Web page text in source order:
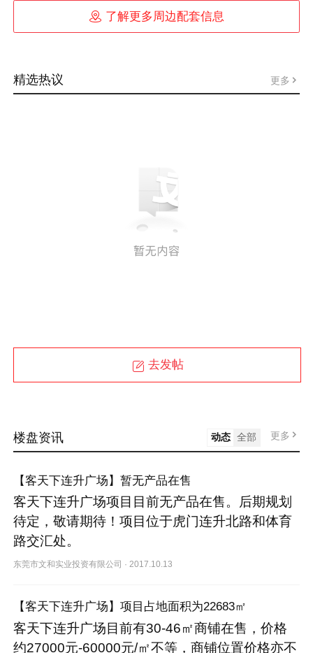
 了解更多周边配套信息
精选热议 更多
去发帖
楼盘资讯 动态 全部 更多
【客天下连升广场】暂无产品在售
客天下连升广场项目目前无产品在售。后期规划
待定，敬请期待！项目位于虎门连升北路和体育
路交汇处。
东莞市文和实业投资有限公司 ·2017.10.13
【客天下连升广场】项目占地面积为22683㎡
客天下连升广场目前有30-46㎡商铺在售，价格
约27000元-60000元/㎡不等，商铺位置价格亦不